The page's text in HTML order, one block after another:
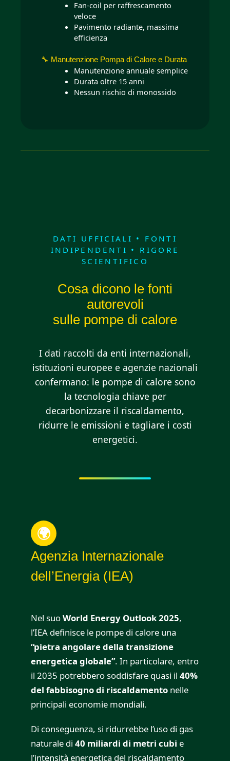
Fan-coil per raffrescamento
veloce
Pavimento radiante, massima
efficienza
🔧 Manutenzione Pompa di Calore e Durata
Manutenzione annuale semplice
Durata oltre 15 anni
Nessun rischio di monossido
DATI UFFICIALI • FONTI
INDIPENDENTI • RIGORE
SCIENTIFICO
Cosa dicono le fonti
autorevoli
sulle pompe di calore
I dati raccolti da enti internazionali,
istituzioni europee e agenzie nazionali
confermano: le pompe di calore sono
la tecnologia chiave per
decarbonizzare il riscaldamento,
ridurre le emissioni e tagliare i costi
energetici.
🌍
Agenzia Internazionale
dell’Energia (IEA)
Nel suoWorld Energy Outlook 2025,
l’IEA definisce le pompe di calore una
“pietra angolare della transizione
energetica globale”. In particolare, entro
il 2035 potrebbero soddisfare quasi il 40%
del fabbisogno di riscaldamento nelle
principali economie mondiali.
Di conseguenza, si ridurrebbe l’uso di gas
naturale di 40 miliardi di metri cubi e
l’intensità energetica del riscaldamento